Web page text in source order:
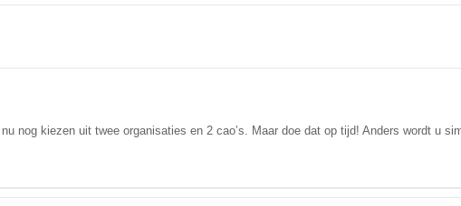
nog kiezen uit twee organisaties en 2 cao’s. Maar doe dat op tijd! Anders wordt u